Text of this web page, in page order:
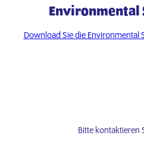
Environmental
Download Sie die Environmental
Bitte kontaktieren